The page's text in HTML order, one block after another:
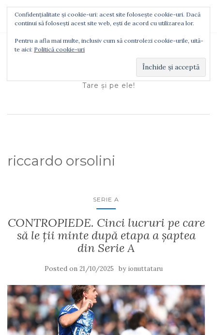
TOGGLE NAVIGATION
Ionuţ Tătaru
Tare şi pe ele!
riccardo orsolini
SERIE A
CONTROPIEDE. Cinci lucruri pe care
să le ții minte după etapa a șaptea
din Serie A
Posted on 21/10/2025 by ionuttataru
Confidențialitate și cookie-uri: acest site folosește cookie-uri. Dacă
continui să folosești acest site web, ești de acord cu utilizarea lor.
Pentru a afla mai multe, inclusiv cum să controlezi cookie-urile, uită-
te aici: Politică cookie-uri